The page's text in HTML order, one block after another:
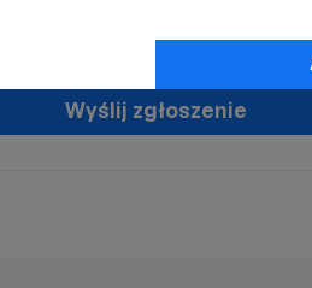
wszystkich Twoich praw wynikających z
sprostowania oraz usunięcia Twoich danych,
wyrażenia sprzeciwu wobec przetwarzania
możliwa jest po przekazaniu
Wyślij zgłoszenie